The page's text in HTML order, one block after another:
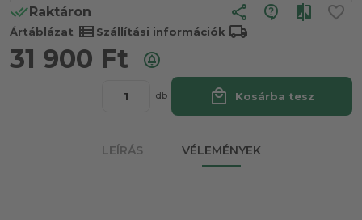
Raktáron share
Ártáblázat view_list Szállítási információk local_shipping
31 900 Ft
db local_mall Kosárba tesz
LEÍRÁS VÉLEMÉNYEK